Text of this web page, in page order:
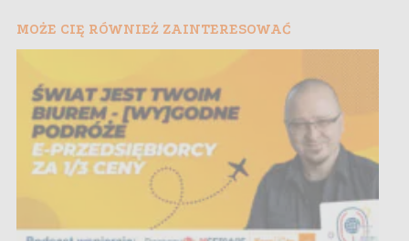
MOŻE CIĘ RÓWNIEŻ ZAINTERESOWAĆ